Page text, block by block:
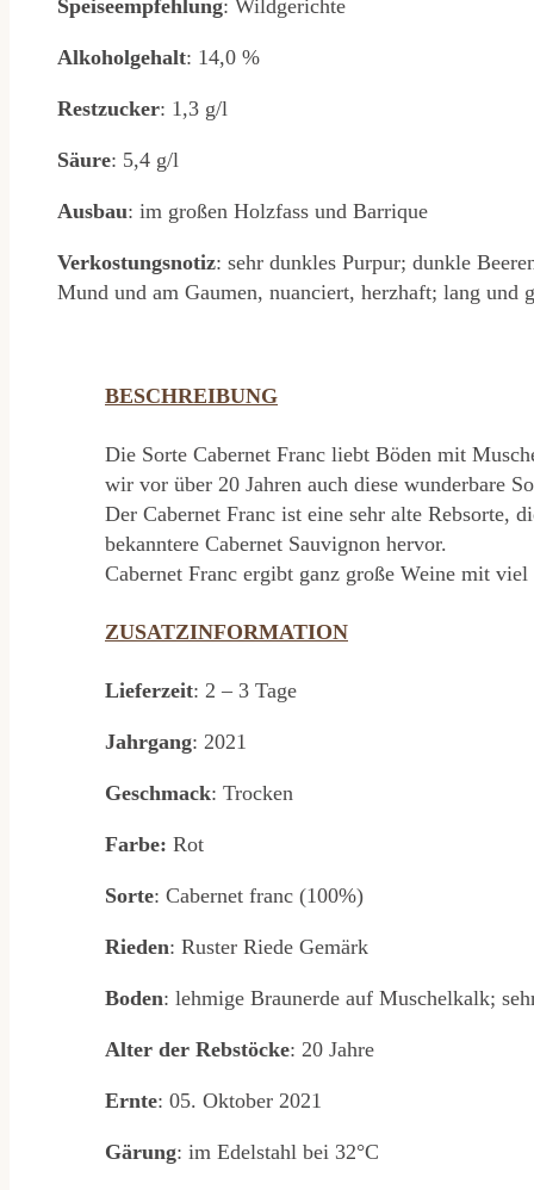
Speiseempfehlung: Wildgerichte
Alkoholgehalt: 14,0 %
Restzucker: 1,3 g/l
Säure: 5,4 g/l
Ausbau: im großen Holzfass und Barrique
Verkostungsnotiz: sehr dunkles Purpur; dunkle
Mund und am Gaumen, nuanciert, herzhaft; lang und
BESCHREIBUNG
Die Sorte Cabernet Franc liebt Böden mit
wir vor über 20 Jahren auch diese wunderbare
Der Cabernet Franc ist eine sehr alte Rebsorte,
bekanntere Cabernet Sauvignon hervor.
Cabernet Franc ergibt ganz große Weine mit
ZUSATZINFORMATION
Lieferzeit: 2 – 3 Tage
Jahrgang: 2021
Geschmack: Trocken
Farbe: Rot
Sorte: Cabernet franc (100%)
Rieden: Ruster Riede Gemärk
Boden: lehmige Braunerde auf Muschelkalk;
Alter der Rebstöcke: 20 Jahre
Ernte: 05. Oktober 2021
Gärung: im Edelstahl bei 32°C